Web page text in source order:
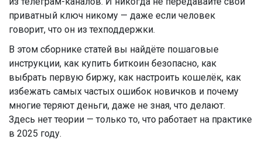
приватный ключ никому — даже если человек
говорит, что он из техподдержки.
В этом сборнике статей вы найдёте пошаговые
инструкции, как купить биткоин безопасно, как
выбрать первую биржу, как настроить кошелёк, как
избежать самых частых ошибок новичков и почему
многие теряют деньги, даже не зная, что делают.
Здесь нет теории — только то, что работает на практике
в 2025 году.